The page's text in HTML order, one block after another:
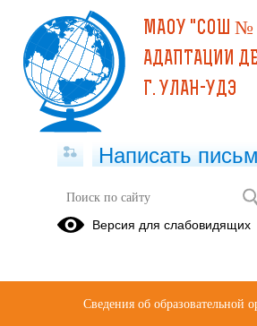
Опросы
организации школьного
находится добавленной
МАОУ "СОШ №
АДАПТАЦИИ
Г. УЛАН-УДЭ
Написать
Версия для слабовидящих
Сведения об образовательной